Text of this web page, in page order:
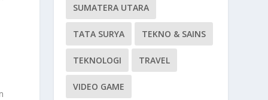
SUMATERA UTARA
TATA SURYA TEKNO & SAINS
TEKNOLOGI TRAVEL
VIDEO GAME